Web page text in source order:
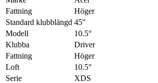
Fattning
Höger
Standard klubblängd 45"
Modell
10.5°
Klubba
Driver
Fattning
Höger
Loft
10.5°
Serie
XDS